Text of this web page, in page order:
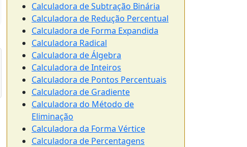
Calculadora de Subtração Binária
Calculadora de Redução Percentual
Calculadora de Forma Expandida
Calculadora Radical
Calculadora de Álgebra
Calculadora de Inteiros
Calculadora de Pontos Percentuais
Calculadora de Gradiente
Calculadora do Método de
Eliminação
Calculadora da Forma Vértice
Calculadora de Percentagens